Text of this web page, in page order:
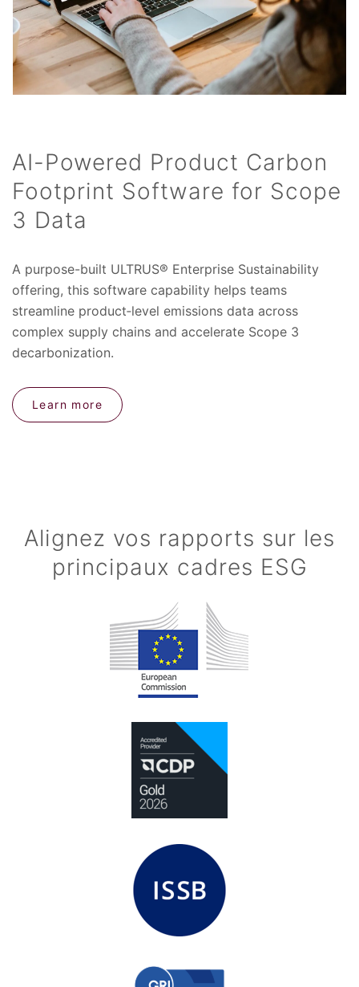
AI-Powered Product Carbon
Footprint Software for Scope
3 Data
A purpose-built ULTRUS® Enterprise Sustainability
offering, this software capability helps teams
streamline product‑level emissions data across
complex supply chains and accelerate Scope 3
decarbonization.
Learn more
Alignez vos rapports sur les
principaux cadres ESG